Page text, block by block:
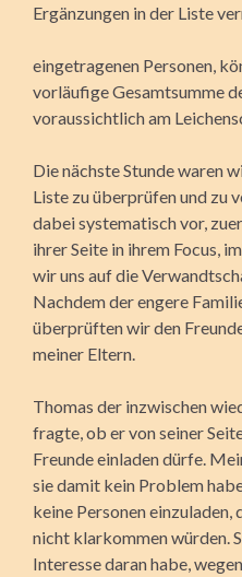
Ergänzungen in der Liste
eingetragenen Personen,
vorläufige Gesamtsumme
voraussichtlich am
Die nächste Stunde waren
Liste zu überprüfen und zu
dabei systematisch vor,
ihrer Seite in ihrem Focus,
wir uns auf die
Nachdem der engere
überprüften wir den
meiner Eltern.
Thomas der inzwischen
fragte, ob er von seiner
Freunde einladen dürfe.
sie damit kein Problem
keine Personen
nicht klarkommen würden.
Interesse daran habe,